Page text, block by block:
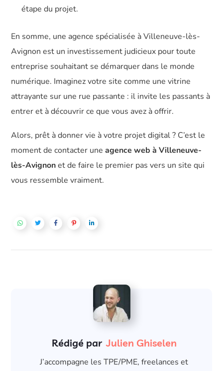
étape du projet.
En somme, une agence spécialisée à Villeneuve-lès-
Avignon est un investissement judicieux pour toute
entreprise souhaitant se démarquer dans le monde
numérique. Imaginez votre site comme une vitrine
attrayante sur une rue passante : il invite les passants à
entrer et à découvrir ce que vous avez à offrir.
Alors, prêt à donner vie à votre projet digital ? C’est le
moment de contacter uneagence web à Villeneuve-
lès-Avignonet de faire le premier pas vers un site qui
vous ressemble vraiment.
Rédigé par Julien Ghiselen
J’accompagne les TPE/PME, freelances et